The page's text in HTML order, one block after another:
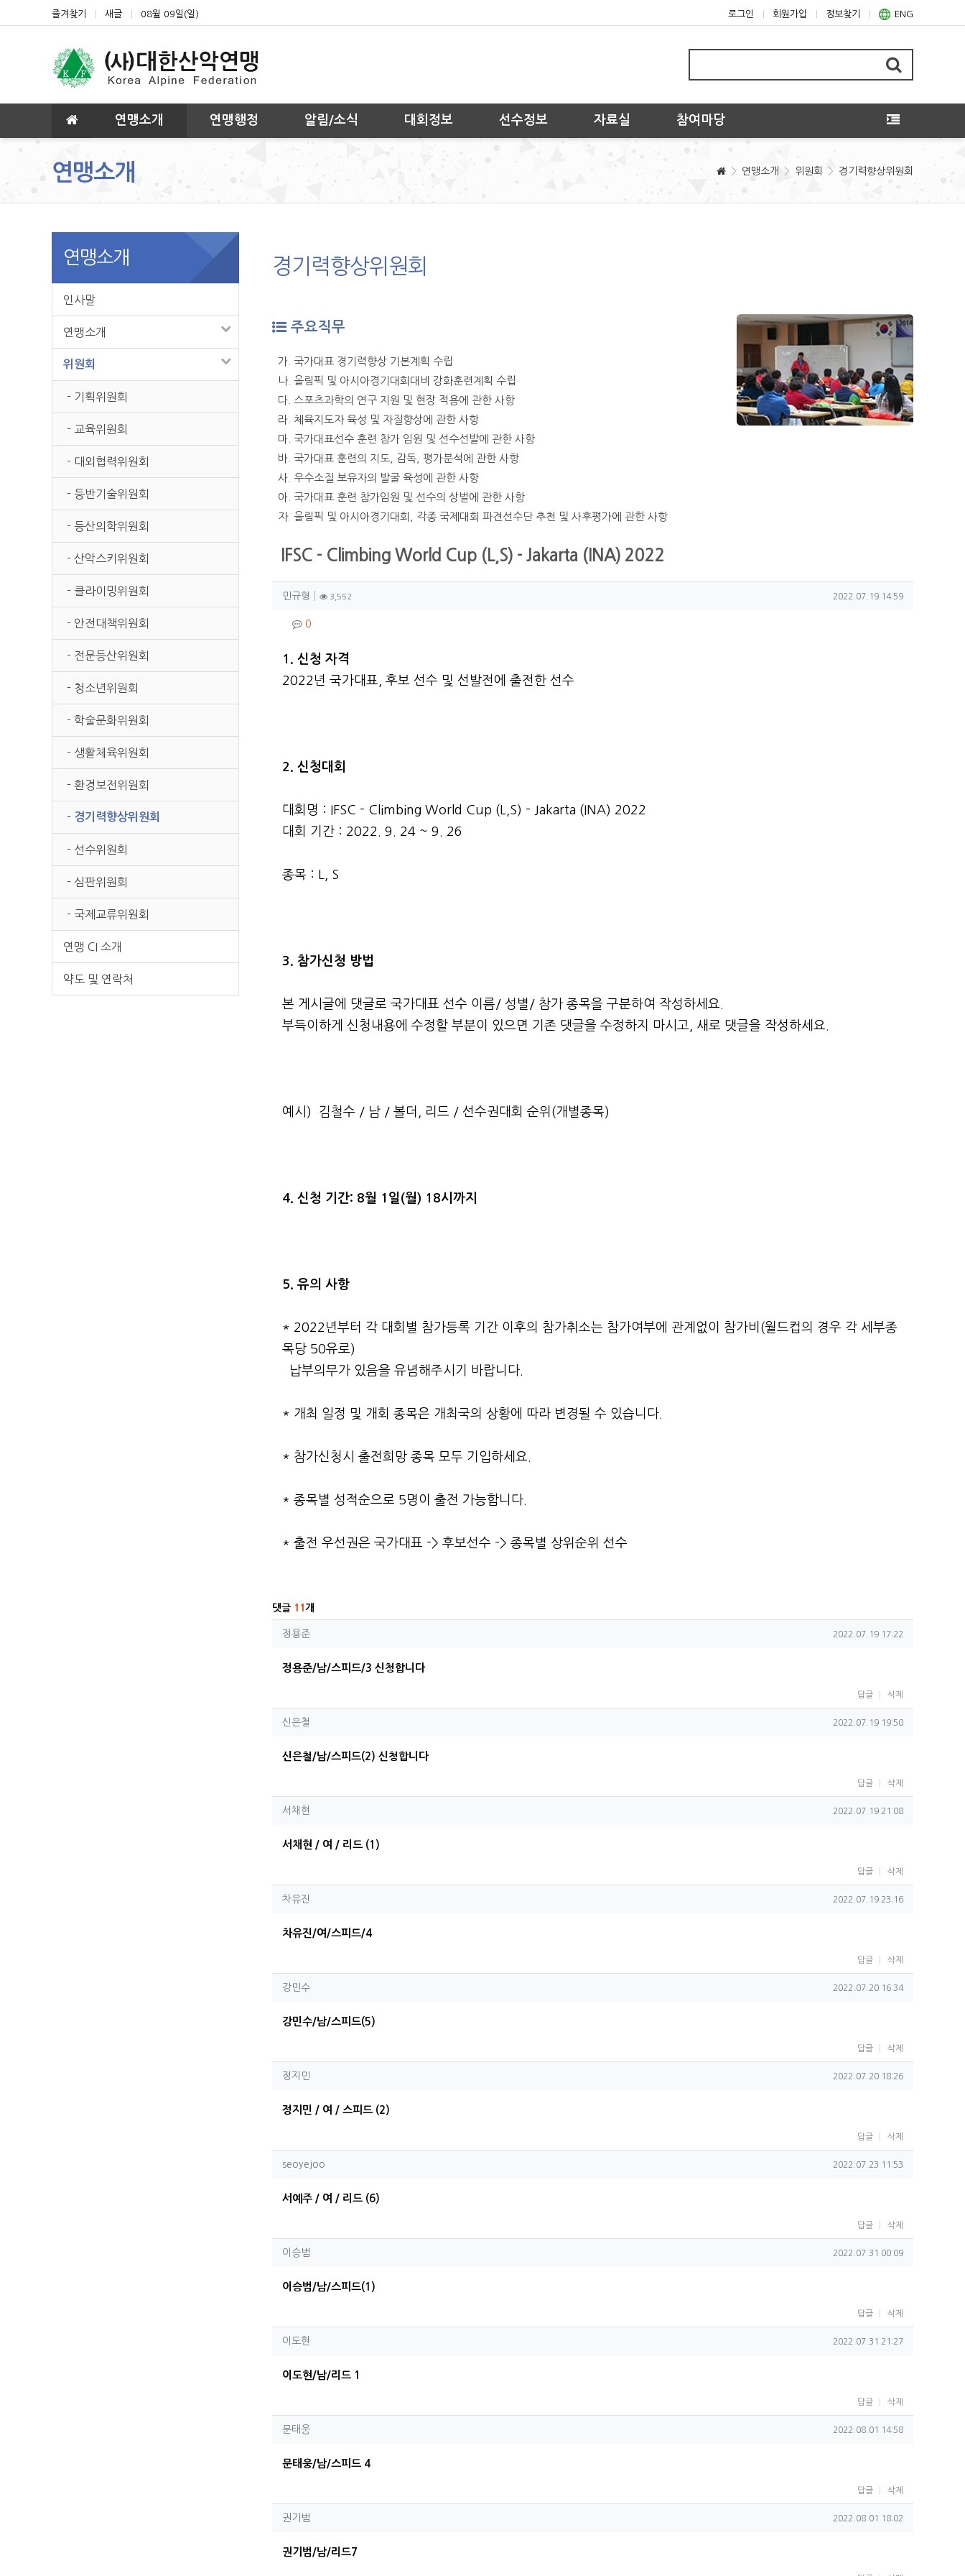
상단 네비
즐겨찾기 새글 08월 09일(일) 로그인 회원가입 정보찾기 ENG
메인 메뉴 연맹소개 연맹행정 알림/소식 대회정보 선수정보 자료실 참여마당
연맹소개 연맹소개 위원회 경기력향상위원회
경기력향상위원회
주요직무
가. 국가대표 경기력향상 기본계획 수립
나. 올림픽 및 아시아경기대회대비 강화훈련계획 수립
다. 스포츠과학의 연구 지원 및 현장 적용에 관한 사항
라. 체육지도자 육성 및 자질향상에 관한 사항
마. 국가대표선수 훈련 참가 임원 및 선수선발에 관한 사항
바. 국가대표 훈련의 지도, 감독, 평가분석에 관한 사항
사. 우수소질 보유자의 발굴 육성에 관한 사항
아. 국가대표 훈련 참가임원 및 선수의 상벌에 관한 사항
자. 올림픽 및 아시아경기대회, 각종 국제대회 파견선수단 추천 및 사후평가에 관한 사항
IFSC - Climbing World Cup (L,S) - Jakarta (INA) 2022
작성자 정보
민규형 작성3,552조회 작성일
2022.07.19 14:59
컨텐츠 정보
0댓글
본문
1. 신청 자격
2022년 국가대표, 후보 선수 및 선발전에 출전한 선수
2. 신청대회
대회명 : IFSC - Climbing World Cup (L,S) - Jakarta (INA) 2022
대회 기간 : 2022. 9. 24 ~ 9. 26
종목 : L, S
3. 참가신청 방법
본 게시글에 댓글로 국가대표 선수 이름/ 성별/ 참가 종목을 구분하여 작성하세요.
부득이하게 신청내용에 수정할 부분이 있으면 기존 댓글을 수정하지 마시고, 새로 댓글을 작성하세요.
예시) 김철수 / 남 / 볼더, 리드 / 선수권대회 순위(개별종목)
4. 신청 기간: 8월 1일(월) 18시까지
5. 유의 사항
* 2022년부터 각 대회별 참가등록 기간 이후의 참가취소는 참가여부에 관계없이 참가비(월드컵의 경우 각 세부종
목당 50유로)
납부의무가 있음을 유념해주시기 바랍니다.
* 개최 일정 및 개회 종목은 개최국의 상황에 따라 변경될 수 있습니다.
* 참가신청시 출전희망 종목 모두 기입하세요.
* 종목별 성적순으로 5명이 출전 가능합니다.
* 출전 우선권은 국가대표 -> 후보선수 -> 종목별 상위순위 선수
댓글 11 개
정용준님의 댓글
정용준 작성일
2022.07.19 17:22
정용준/남/스피드/3 신청합니다
답글 삭제
신은철님의 댓글
신은철 작성일
2022.07.19 19:50
신은철/남/스피드(2) 신청합니다
답글 삭제
서채현님의 댓글
서채현 작성일
2022.07.19 21:08
서채현 / 여 / 리드 (1)
답글 삭제
차유진님의 댓글
차유진 작성일
2022.07.19 23:16
차유진/여/스피드/4
답글 삭제
강민수님의 댓글
강민수 작성일
2022.07.20 16:34
강민수/남/스피드(5)
답글 삭제
정지민님의 댓글
정지민 작성일
2022.07.20 18:26
정지민 / 여 / 스피드 (2)
답글 삭제
seoyejoo님의 댓글
seoyejoo 작성일
2022.07.23 11:53
서예주 / 여 / 리드 (6)
답글 삭제
이승범님의 댓글
이승범 작성일
2022.07.31 00:09
이승범/남/스피드(1)
답글 삭제
이도현님의 댓글
이도현 작성일
2022.07.31 21:27
이도현/남/리드 1
답글 삭제
문태웅님의 댓글
문태웅 작성일
2022.08.01 14:58
문태웅/남/스피드 4
답글 삭제
권기범님의 댓글
권기범 작성일
2022.08.01 18:02
권기범/남/리드7
연맹소개
인사말
연맹소개
위원회
- 기획위원회
- 교육위원회
- 대외협력위원회
- 등반기술위원회
- 등산의학위원회
- 산악스키위원회
- 클라이밍위원회
- 안전대책위원회
- 전문등산위원회
- 청소년위원회
- 학술문화위원회
- 생활체육위원회
- 환경보전위원회
- 경기력향상위원회
- 선수위원회
- 심판위원회
- 국제교류위원회
연맹 CI 소개
약도 및 연락처